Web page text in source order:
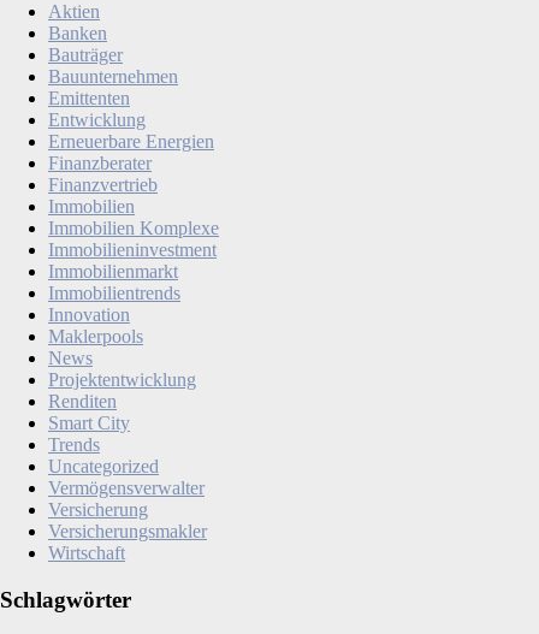
Aktien
Banken
Bauträger
Bauunternehmen
Emittenten
Entwicklung
Erneuerbare Energien
Finanzberater
Finanzvertrieb
Immobilien
Immobilien Komplexe
Immobilieninvestment
Immobilienmarkt
Immobilientrends
Innovation
Maklerpools
News
Projektentwicklung
Renditen
Smart City
Trends
Uncategorized
Vermögensverwalter
Versicherung
Versicherungsmakler
Wirtschaft
Schlagwörter